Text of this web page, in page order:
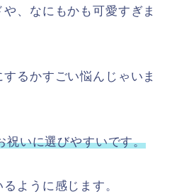
、なにもかも可愛すぎま
るかすごい悩んじゃいま
祝いに選びやすいです。
ように感じます。